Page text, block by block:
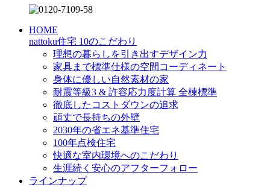
HOME
nattoku住宅 10のこだわり
理想の暮らしを引き出すデザイン力
家具まで標準仕様の空間コーディネート
身体に優しい自然素材の家
耐震等級3 & 許容応力度計算 全棟標準
徹底したコストダウンの追求
頑丈で長持ちの外壁
2030年の省エネ基準住宅
100年点検住宅
快適な室内環境へのこだわり
生涯続く安心のアフターフォロー
ラインナップ